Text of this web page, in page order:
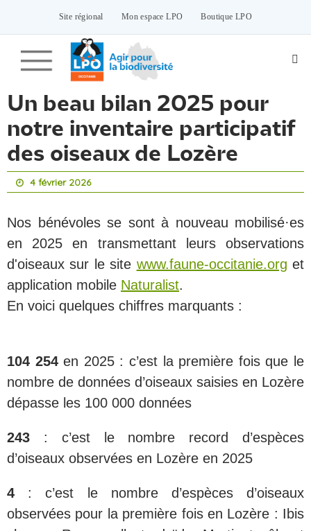
contenu
Site régional Mon espace LPO Boutique LPO
Un beau bilan 2025 pour
notre inventaire participatif
des oiseaux de Lozère
4 février 2026
Nos bénévoles se sont à nouveau mobilisé·es
en 2025 en transmettant leurs observations
d'oiseaux sur le site www.faune-occitanie.org et
application mobile Naturalist.
En voici quelques chiffres marquants :
104 254en 2025 : c’est la première fois que le
nombre de données d’oiseaux saisies en Lozère
dépasse les 100 000 données
243 : c’est le nombre record d’espèces
d’oiseaux observées en Lozère en 2025
4 : c’est le nombre d’espèces d’oiseaux
observées pour la première fois en Lozère : Ibis